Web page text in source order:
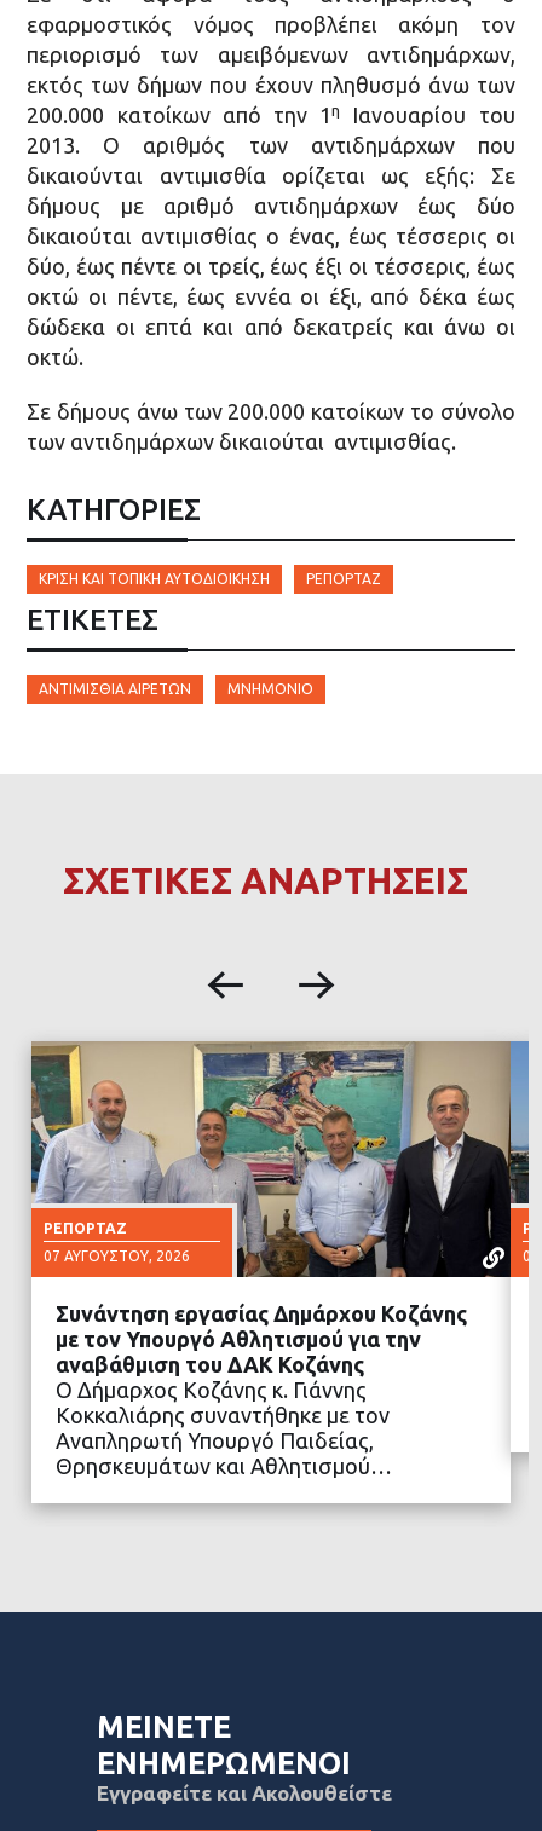
εφαρμοστικός νόμος προβλέπει ακόμη τον
περιορισμό των αμειβόμενων αντιδημάρχων,
εκτός των δήμων που έχουν πληθυσμό άνω των
200.000 κατοίκων από την 1η
Ιανουαρίου του
2013. Ο αριθμός των αντιδημάρχων που
δικαιούνται αντιμισθία ορίζεται ως εξής: Σε
δήμους με αριθμό αντιδημάρχων έως δύο
δικαιούται αντιμισθίας ο ένας, έως τέσσερις οι
δύο, έως πέντε οι τρείς, έως έξι οι τέσσερις, έως
οκτώ οι πέντε, έως εννέα οι έξι, από δέκα έως
δώδεκα οι επτά και από δεκατρείς και άνω οι
οκτώ.
Σε δήμους άνω των 200.000 κατοίκων το σύνολο
των αντιδημάρχων δικαιούται αντιμισθίας.
ΚΑΤΗΓΟΡΙΕΣ
ΚΡΊΣΗ ΚΑΙ ΤΟΠΙΚΉ ΑΥΤΟΔΙΟΊΚΗΣΗ ΡΕΠΟΡΤΆΖ
ΕΤΙΚΈΤΕΣ
ΑΝΤΙΜΙΣΘΊΑ ΑΙΡΕΤΏΝ ΜΝΗΜΌΝΙΟ
ΣΧΕΤΙΚΕΣ ΑΝΑΡΤΗΣΕΙΣ
ΡΕΠΟΡΤΆΖ
07 ΑΥΓΟΎΣΤΟΥ, 2026
ΔΙΑΒΑΣΤΕ ΠΕΡΙΣΣΟΤΕΡΑ
Συνάντηση εργασίας Δημάρχου Κοζάνης
με τον Υπουργό Αθλητισμού για την
αναβάθμιση του ΔΑΚ Κοζάνης
Ο Δήμαρχος Κοζάνης κ. Γιάννης
Κοκκαλιάρης συναντήθηκε με τον
Αναπληρωτή Υπουργό Παιδείας,
Θρησκευμάτων και Αθλητισμού…
ΜΕΙΝΕΤΕ
ΕΝΗΜΕΡΩΜΕΝΟΙ
Εγγραφείτε και Ακολουθείστε